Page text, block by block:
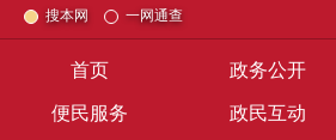
搜本网 一网通查
首页 政务公开
便民服务 政民互动